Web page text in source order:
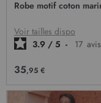
Robe motif coton
Voir tailles dispo
3.9 / 5 - 17 avis
35,95 €